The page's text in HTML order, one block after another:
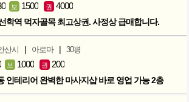
보 1500 권 4000
학역 먹자골목 최고상권. 사정상 급매합니다.
산시 | 아로마 | 30평
보 1000 권 200
인테리어 완벽한 마사지샵 바로 영업 가능 2층